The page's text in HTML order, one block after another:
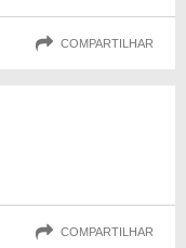
COMPARTILHAR
COMPARTILHAR